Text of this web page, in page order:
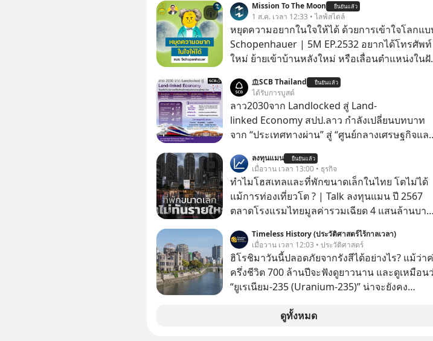
Mission To The Moon ยืนยันแล้ว
1 ส.ค. เวลา 12:33 • ไลฟ์สไตล์
หยุดความอยากในใจให้ได้ ด้วยการเข้าใจโลกแบ
Schopenhauer | 5M EP.2532 อยากได้โทรศัพท์
ใหม่ ย้ายเข้าบ้านหลังใหม่ หรือเลื่อนตำแหน่งใน
ความสุขนั้นกลับอยู่กับเราได้ไม่นาน? นี่คือกลไกพื้น
ฐานของมนุษย์ที่ Arthur Schopenhauer นัก
ปรัชญาชาวเยอรมันเคยอธิบายไว้เมื่อ 200 กว่าปี
ก่อน แล้วเราจะหยุดวงจรความอยากในใจเพื่อ
ความสุขที่ยั่งยืนได้อย่างไร? ติดตามได้ในพอดแค
สต์ 5M EP. นี้ #goodtime #5minutespodcast
#missiontothemoonpodcast
SCB Thailand ยืนยันแล้ว
ได้รับการบูสต์
ลาว2030จาก Landlocked สู่ Land-
linked Economy สปป.ลาว กำลังเปลี่ยนบทบาท
จาก “ประเทศทางผ่าน” สู่ “ศูนย์กลางเศรษฐกิจและ
ลงทุนแมน ยืนยันแล้ว
เมื่อวาน เวลา 13:00 • ธุรกิจ
ทำไมโฮสเทลและที่พักขนาดเล็กในไทย โตไม่ได้
แม้การท่องเที่ยวโต ? | Talk ลงทุนแมน ปี 2567
ตลาดโรงแรมไทยมูลค่ารวมเฉียด 4 แสนล้านบาท
ประกอบการรายใหญ่ และมีอัตราการเติบโตได้ถึง
16% ขณะที่ผู้ประกอบการโฮสเทลและที่พักขนาด
เล็ก ซึ่งมีสัดส่วนถึง 91% ของธุรกิจที่พักทั้งหมด
กลับโตเพียง 1.3% เท่านั้น เกิดอะไรขึ้นกับที่พักราย
เล็ก ? อะไรคือข้อจำกัดที่ทำให้โตไม่สุด และต้อง
ปลดล็อกกฎเกณฑ์ไหน เพื่อให้รายเล็กเติบโตได้
มากกว่าที่เป็นอยู่ ? Talk ลงทุนแมนชวนมา
Timeless History (ประวัติศาสตร์ไร้กาลเวลา)
เมื่อวาน เวลา 12:03 • ประวัติศาสตร์
ฮิโรชิมาวันนี้ปลอดภัยจากรังสีได้อย่างไร? แม้ว่า
ครึ่งชีวิต 700 ล้านปีจะฟังดูยาวนาน และดูเหมือน
“ยูเรเนียม-235 (Uranium-235)” น่าจะยังคง
หลักที่ทำให้ยูเรเนียมไม่ใช่ภัยคุกคามหลักหลังการ
ดูทั้งหมด